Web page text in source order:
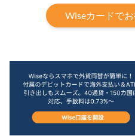
Wiseカードで